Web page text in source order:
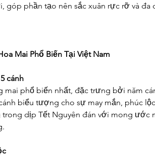
góp phần tạo nên sắc xuân rực rỡ và đa
Mai Phổ Biến Tại Việt Nam
cánh
mai phổ biến nhất, đặc trưng bởi năm
biểu tượng cho sự may mắn, phúc
dịp Tết Nguyên đán với mong ước